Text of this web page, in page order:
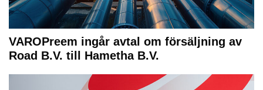
VAROPreem ingår avtal om försäljning av
Road B.V. till Hametha B.V.